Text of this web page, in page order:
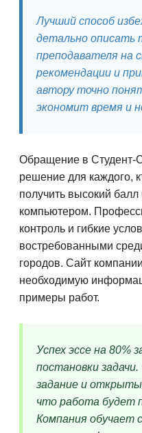
Лучший способ
детально описать
преподавателя на
рекомендации и
автору точно
экономит время и
Обращение в Студент-
решение для каждого,
получить высокий балл
компьютером.
контроль и гибкие
востребованными
городов. Сайт
необходимую
примеры работ.
Успех эссе на 80%
постановки
задание и
что работа будет
Компания обучает